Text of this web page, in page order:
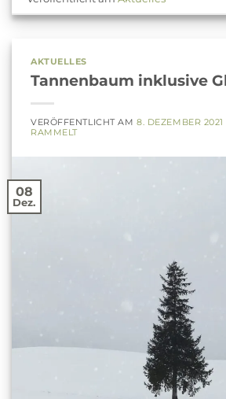
AKTUELLES
Tannenbaum inklusive
VERÖFFENTLICHT AM8. DEZEMBER 2021
RAMMELT
08
Dez.